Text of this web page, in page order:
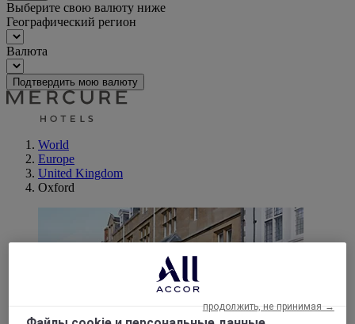
Выберите свою валюту ниже
Географический регион
Валюта
Подтвердить мою валюту
World
Europe
United Kingdom
Oxford
продолжить, не принимая →